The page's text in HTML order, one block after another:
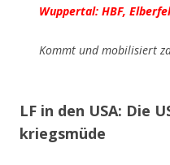
Wuppertal: HBF,
Kommt und mobilisiert
LF in den USA: Die
kriegsmüde